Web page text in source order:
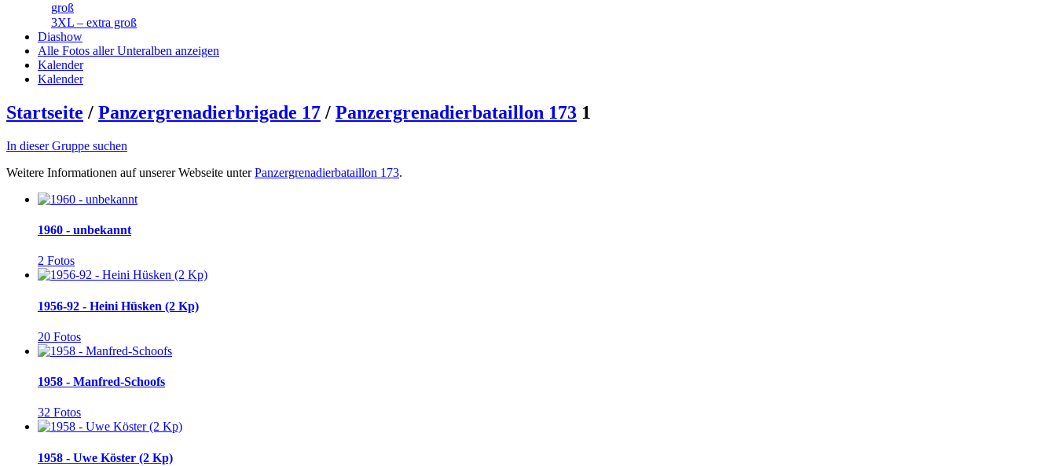
groß
3XL – extra groß
Diashow
Alle Fotos aller Unteralben anzeigen
Kalender
Kalender
Startseite / Panzergrenadierbrigade 17 / Panzergrenadierbataillon 173 1
In dieser Gruppe suchen
Weitere Informationen auf unserer Webseite unterPanzergrenadierbataillon 173.
1960 - unbekannt
2 Fotos
1956-92 - Heini Hüsken (2 Kp)
20 Fotos
1958 - Manfred-Schoofs
32 Fotos
1958 - Uwe Köster (2 Kp)